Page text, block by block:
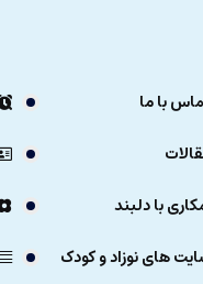
با ما
با دلبند
های نوزاد و کودک